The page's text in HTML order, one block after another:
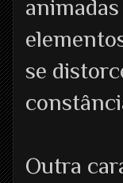
se
Outra